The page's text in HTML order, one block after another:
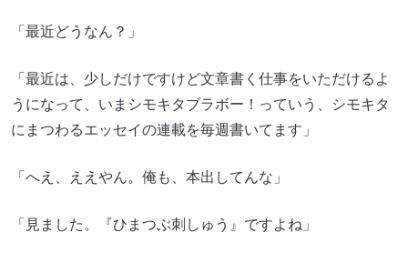
「最近どうなん？」
「最近は、少しだけですけど文章書く仕事をいただけるよ
うになって、いまシモキタブラボー！っていう、シモキタ
にまつわるエッセイの連載を毎週書いてます」
「へえ、ええやん。俺も、本出してんな」
「見ました。『ひまつぶ刺しゅう』ですよね」